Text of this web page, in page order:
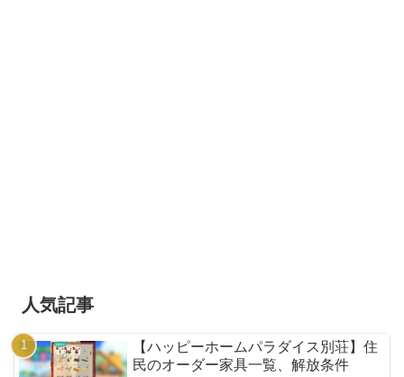
人気記事
【ハッピーホームパラダイス別荘】住
民のオーダー家具一覧、解放条件